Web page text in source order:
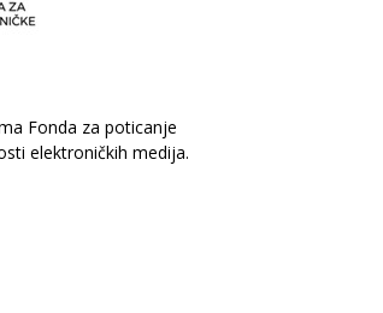
Fonda za poticanje
elektroničkih medija.